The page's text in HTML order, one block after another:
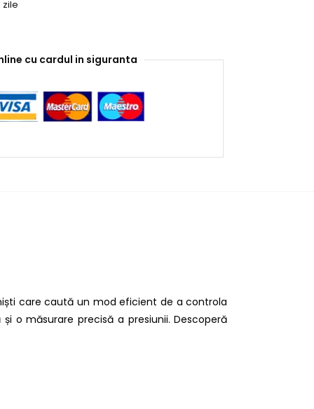
zile
cu cardul in siguranta
care caută un mod eficient de a controla
o măsurare precisă a presiunii. Descoperă